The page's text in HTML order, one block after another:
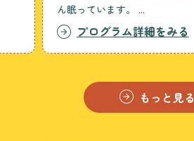
ん眠っています。 ...
プログラム詳細をみる
もっと見る